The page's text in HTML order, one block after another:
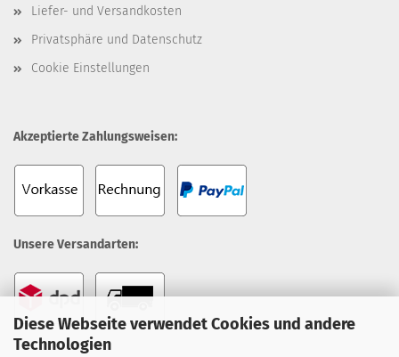
Diese Webseite verwendet Cookies und andere
Technologien
Liefer- und Versandkosten
Privatsphäre und Datenschutz
Cookie Einstellungen
Akzeptierte Zahlungsweisen:
Unsere Versandarten: